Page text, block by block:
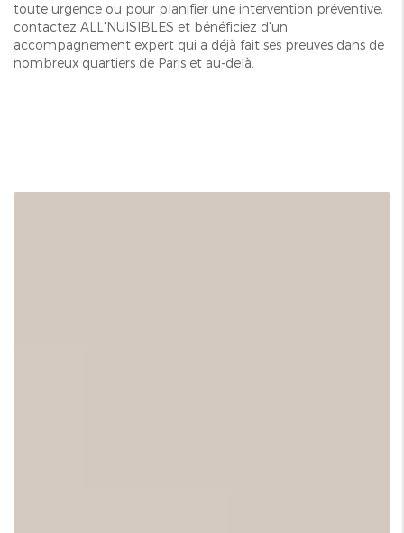
toute urgence ou pour planifier une intervention préventive,
contactez ALL'NUISIBLES et bénéficiez d'un
accompagnement expert qui a déjà fait ses preuves dans de
nombreux quartiers de Paris et au-delà.